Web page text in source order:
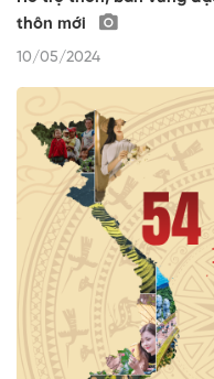
thôn mới
10/05/2024